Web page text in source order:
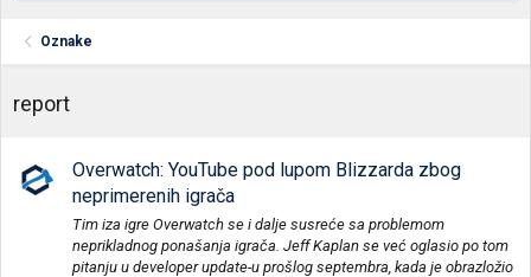
Oznake
report
Overwatch: YouTube pod lupom Blizzarda zbog
neprimerenih igrača
Tim iza igre Overwatch se i dalje susreće sa problemom
neprikladnog ponašanja igrača. Jeff Kaplan se već oglasio po tom
pitanju u developer update-u prošlog septembra, kada je obrazložio